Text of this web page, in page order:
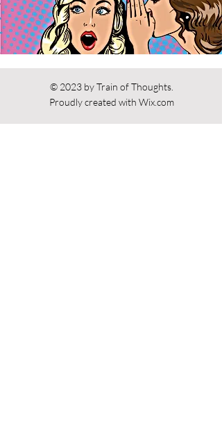
Diffamazioni e
pettegolezzi
a mezzo stampa
© 2023 by Train of Thoughts.
Proudly created with Wix.com